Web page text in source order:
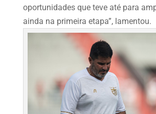
oportunidades que teve até para
ainda na primeira etapa”, lamentou.